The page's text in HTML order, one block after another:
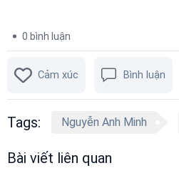
0 bình luận
Cảm xúc Bình luận
Tags: Nguyễn Anh Minh
Bài viết liên quan